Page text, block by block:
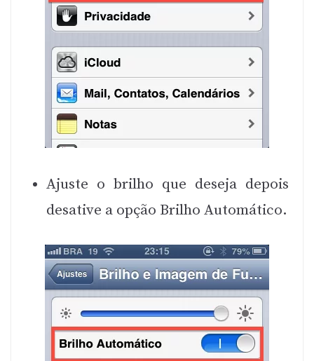
Ajuste o brilho que deseja depois
desative a opção Brilho Automático.